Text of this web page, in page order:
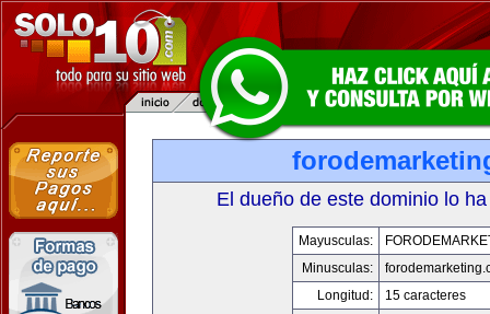
El dueño de este dominio lo
Mayusculas:
Minusculas:
Longitud:
15 caracteres